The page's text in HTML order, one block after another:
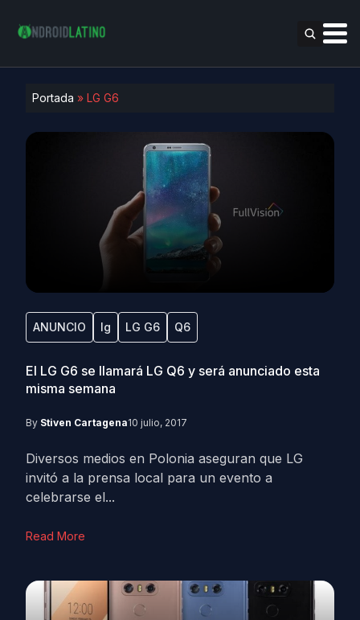
Portada » LG G6
ANUNCIO lg LG G6 Q6
El LG G6 se llamará LG Q6 y será anunciado esta
misma semana
By Stiven Cartagena10 julio, 2017
Diversos medios en Polonia aseguran que LG
invitó a la prensa local para un evento a
celebrarse el...
Read More